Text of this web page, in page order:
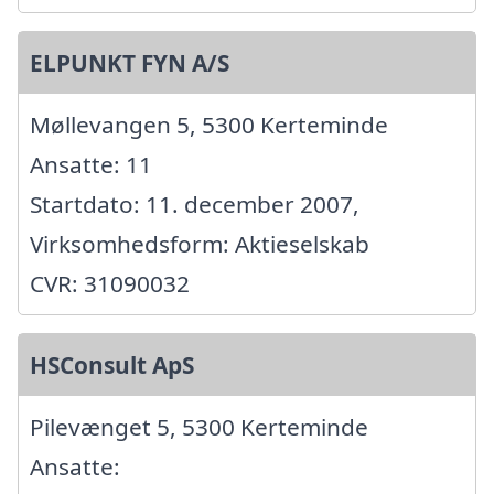
ELPUNKT FYN A/S
Møllevangen 5, 5300 Kerteminde
Ansatte: 11
Startdato: 11. december 2007,
Virksomhedsform: Aktieselskab
CVR: 31090032
HSConsult ApS
Pilevænget 5, 5300 Kerteminde
Ansatte: